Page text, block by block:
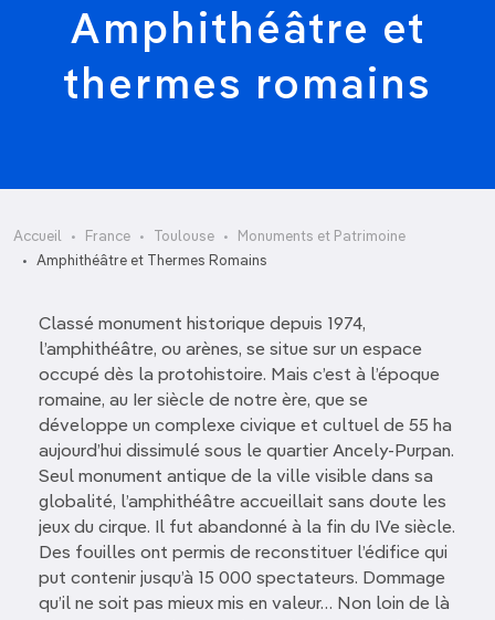
Amphithéâtre et
thermes romains
Accueil France Toulouse
Monuments et Patrimoine
Amphithéâtre et Thermes Romains
Classé monument historique depuis 1974,
l’amphithéâtre, ou arènes, se situe sur un espace
occupé dès la protohistoire. Mais c’est à l’époque
romaine, au Ier siècle de notre ère, que se
développe un complexe civique et cultuel de 55 ha
aujourd’hui dissimulé sous le quartier Ancely-Purpan.
Seul monument antique de la ville visible dans sa
globalité, l’amphithéâtre accueillait sans doute les
jeux du cirque. Il fut abandonné à la fin du IVe siècle.
Des fouilles ont permis de reconstituer l’édifice qui
put contenir jusqu’à 15 000 spectateurs. Dommage
qu’il ne soit pas mieux mis en valeur… Non loin de là